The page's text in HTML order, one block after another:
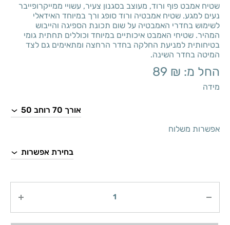
שטיח אמבט פוף ורוד, מעוצב בסגנון צעיר, עשויי ממייקרופייבר
נעים למגע. שטיח אמבטיה ורוד סופג ורך במיוחד האידאלי
לשימוש בחדרי האמבטיה על שום תכונת הספיגה והייבוש
המהיר. שטיחי האמבט איכותיים במיוחד וכוללים תחתית גומי
בטיחותית למניעת החלקה בחדר הרחצה ומתאימים גם לצד
המיטה בחדר השינה.
החל מ: 89 ₪
מידה
אפשרות משלוח